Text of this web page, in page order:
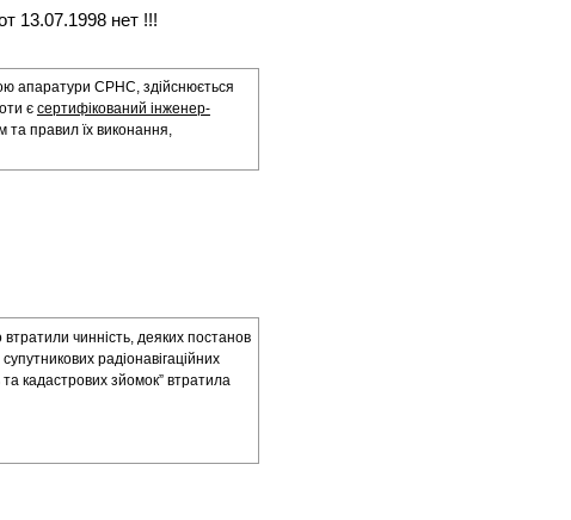
13.07.1998 нет !!!
апаратури СРНС, здійснюється
є сертифікований інженер-
та правил їх виконання,
чинність, деяких постанов
радіонавігаційних
кадастрових зйомок” втратила